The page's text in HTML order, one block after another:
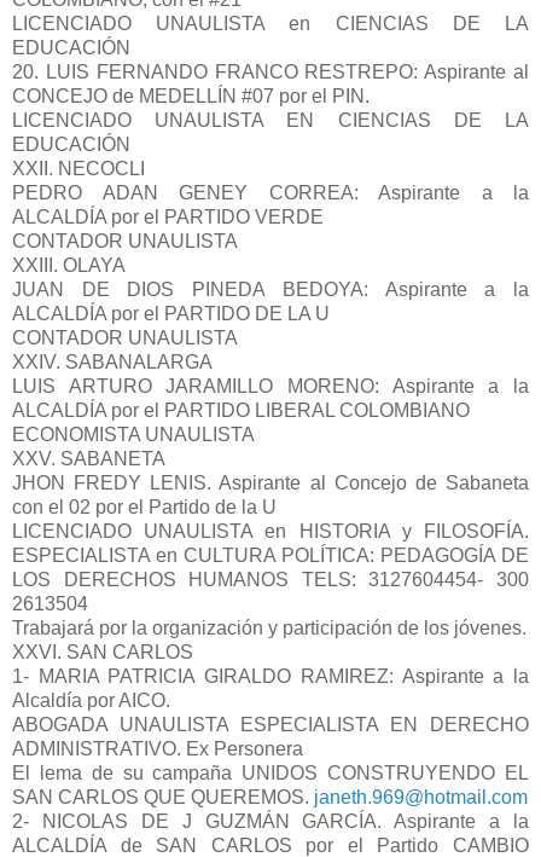
LICENCIADO UNAULISTA en CIENCIAS DE LA
EDUCACIÓN
20. LUIS FERNANDO FRANCO RESTREPO: Aspirante al
CONCEJO de MEDELLÍN #07 por el PIN.
LICENCIADO UNAULISTA EN CIENCIAS DE LA
EDUCACIÓN
XXII. NECOCLI
PEDRO ADAN GENEY CORREA: Aspirante a la
ALCALDÍA por el PARTIDO VERDE
CONTADOR UNAULISTA
XXIII. OLAYA
JUAN DE DIOS PINEDA BEDOYA: Aspirante a la
ALCALDÍA por el PARTIDO DE LA U
CONTADOR UNAULISTA
XXIV. SABANALARGA
LUIS ARTURO JARAMILLO MORENO: Aspirante a la
ALCALDÍA por el PARTIDO LIBERAL COLOMBIANO
ECONOMISTA UNAULISTA
XXV. SABANETA
JHON FREDY LENIS. Aspirante al Concejo de Sabaneta
con el 02 por el Partido de la U
LICENCIADO UNAULISTA en HISTORIA y FILOSOFÍA.
ESPECIALISTA en CULTURA POLÍTICA: PEDAGOGÍA DE
LOS DERECHOS HUMANOS TELS: 3127604454- 300
2613504
Trabajará por la organización y participación de los jóvenes.
XXVI. SAN CARLOS
1- MARIA PATRICIA GIRALDO RAMIREZ: Aspirante a la
Alcaldía por AICO.
ABOGADA UNAULISTA ESPECIALISTA EN DERECHO
ADMINISTRATIVO. Ex Personera
El lema de su campaña UNIDOS CONSTRUYENDO EL
SAN CARLOS QUE QUEREMOS. janeth.969@hotmail.com
2- NICOLAS DE J GUZMÁN GARCÍA. Aspirante a la
ALCALDÍA de SAN CARLOS por el Partido CAMBIO